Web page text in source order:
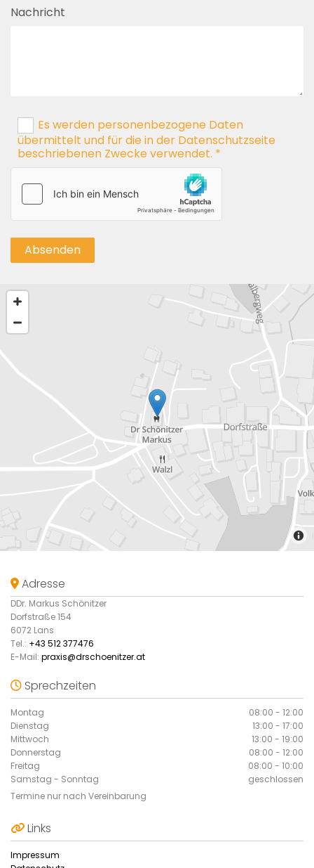
Nachricht
Es werden personenbezogene Daten
übermittelt und für die in der Datenschutzseite
beschriebenen Zwecke verwendet. *
 Adresse
DDr. Markus Schönitzer
Dorfstraße 154
6072 Lans
Tel.: +43 512 377476
E-Mail: praxis@drschoenitzer.at
 Sprechzeiten
Montag
08:00 - 12:00
Dienstag
13:00 - 17:00
Mittwoch
13:00 - 19:00
Donnerstag
08:00 - 12:00
Freitag
08:00 - 10:00
Samstag - Sonntag
geschlossen
Termine nur nach Vereinbarung
 Links
Impressum